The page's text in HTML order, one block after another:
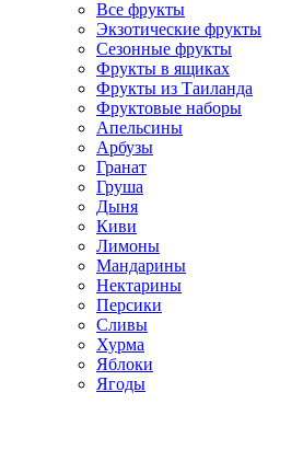
Все фрукты
Экзотические фрукты
Сезонные фрукты
Фрукты в ящиках
Фрукты из Таиланда
Фруктовые наборы
Апельсины
Арбузы
Гранат
Груша
Дыня
Киви
Лимоны
Мандарины
Нектарины
Персики
Сливы
Хурма
Яблоки
Ягоды